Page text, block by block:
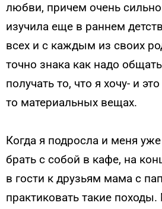
любви, причем очень
изучила еще в раннем
всех и с каждым из своих
точно знака как надо
получать то, что я хочу- и
то материальных вещах.
Когда я подросла и меня
брать с собой в кафе, на
в гости к друзьям мама с
практиковать такие